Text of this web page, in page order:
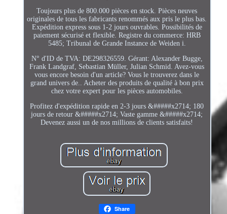
Toujours plus de 800.000 pièces en stock. Pièces neuves
originales de tous les fabricants renommés aux pris le plus bas.
Expédition express sous 1-2 jours ouvrables. Possibilités de
paiement sécurisé et flexible. Registre du commerce: HRB
5485; Tribunal de Grande Instance de Weiden i.
N° d'ID de TVA: DE298326559. Gérant: Alexander Bugge,
Frank Landgraf, Sebastian Müller, Julian Schmid. Avez-vous
vous encore besoin d'un article? Vous le trouverez dans le
grand univers de.. Acheter des produits de qualité à bon prix
chez votre expert pour les pièces automobiles.
Profitez d'expédition rapide en 2-3 jours &#####x2714; 180
jours de retour &#####x2714; Vaste gamme &#####x2714;
Devenez aussi un de nos millions de clients satisfaits!
Share